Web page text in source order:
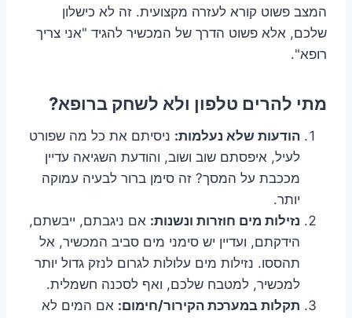
המצב פשוט קורא לעזרה מקצועית. זה לא כישלון
שלכם, אלא פשוט הדרך של המכשיר להגיד "אני צריך
רופא".
מתי להרים טלפון ולא לשחק ברופא?
הודעות שלא נעלמות: ניסיתם את כל מה שפורט
לעיל, איפסתם שוב ושוב, והודעת השגיאה עדיין
מככבת על המסך? זה סימן ברור לבעיה עמוקה
יותר.
נזילות מים חוזרות ונשנות: אם ניגבתם, ייבשתם,
הידקתם, ועדיין יש סימני מים סביב המכשיר, אל
תהססו. נזילות מים עלולות לגרום לנזק גדול יותר
למכשיר, למטבח שלכם, ואף לסכנה חשמלית.
תקלות במערכת הקירור/חימום: אם המים לא